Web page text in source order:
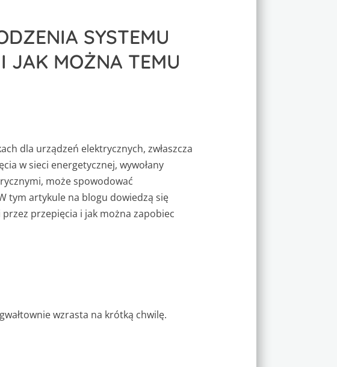
SYSTEMU
JAK MOŻNA TEMU
dla urządzeń elektrycznych, zwłaszcza
w sieci energetycznej, wywołany
może spowodować
tym artykule na blogu dowiedzą się
przepięcia i jak można zapobiec
wzrasta na krótką chwilę.